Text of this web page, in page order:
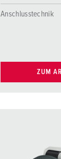
Anschlusstechnik
ZUM